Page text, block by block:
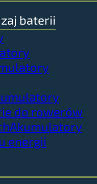
baterii
do rowerów
Akumulatory
energii